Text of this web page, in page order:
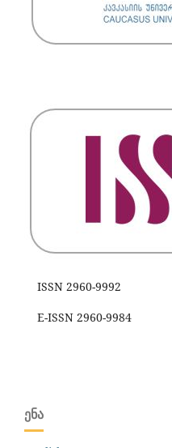
ISSN 2960-9992
E-ISSN 2960-9984
ᲔᲜᲐ